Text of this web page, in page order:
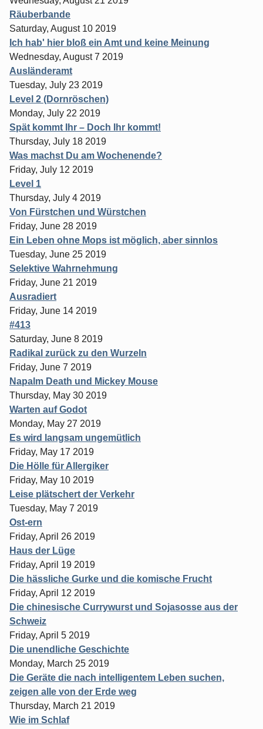
Räuberbande
Saturday, August 10 2019
Ich hab' hier bloß ein Amt und keine Meinung
Wednesday, August 7 2019
Ausländeramt
Tuesday, July 23 2019
Level 2 (Dornröschen)
Monday, July 22 2019
Spät kommt Ihr – Doch Ihr kommt!
Thursday, July 18 2019
Was machst Du am Wochenende?
Friday, July 12 2019
Level 1
Thursday, July 4 2019
Von Fürstchen und Würstchen
Friday, June 28 2019
Ein Leben ohne Mops ist möglich, aber sinnlos
Tuesday, June 25 2019
Selektive Wahrnehmung
Friday, June 21 2019
Ausradiert
Friday, June 14 2019
#413
Saturday, June 8 2019
Radikal zurück zu den Wurzeln
Friday, June 7 2019
Napalm Death und Mickey Mouse
Thursday, May 30 2019
Warten auf Godot
Monday, May 27 2019
Es wird langsam ungemütlich
Friday, May 17 2019
Die Hölle für Allergiker
Friday, May 10 2019
Leise plätschert der Verkehr
Tuesday, May 7 2019
Ost-ern
Friday, April 26 2019
Haus der Lüge
Friday, April 19 2019
Die hässliche Gurke und die komische Frucht
Friday, April 12 2019
Die chinesische Currywurst und Sojasosse aus der
Schweiz
Friday, April 5 2019
Die unendliche Geschichte
Monday, March 25 2019
Die Geräte die nach intelligentem Leben suchen,
zeigen alle von der Erde weg
Thursday, March 21 2019
Wie im Schlaf